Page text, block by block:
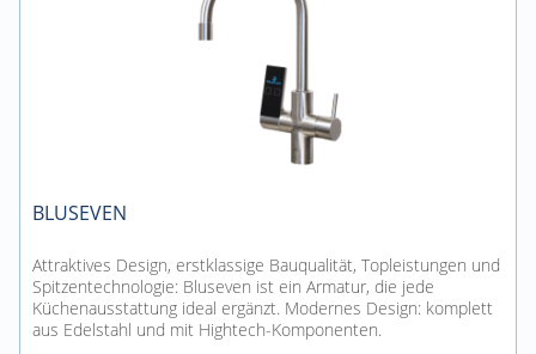
BLUSEVEN
Attraktives Design, erstklassige Bauqualität, Topleistungen und
Spitzentechnologie: Bluseven ist ein Armatur, die jede
Küchenausstattung ideal ergänzt. Modernes Design: komplett
aus Edelstahl und mit Hightech-Komponenten.